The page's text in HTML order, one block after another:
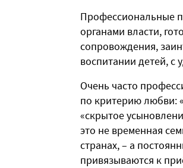
Профессиональные
органами власти,
сопровождения,
воспитании детей, с
Очень часто
по критерию любви:
«скрытое
это не временная
странах, – а
привязываются к